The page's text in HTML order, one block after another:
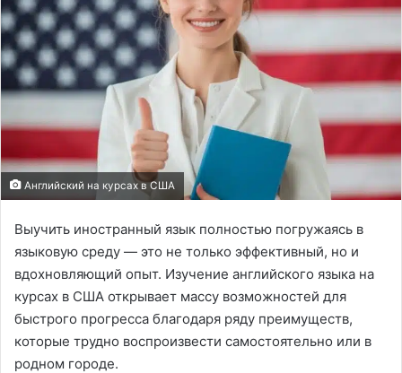
Английский на курсах в США
Выучить иностранный язык полностью погружаясь в
языковую среду — это не только эффективный, но и
вдохновляющий опыт. Изучение английского языка на
курсах в США открывает массу возможностей для
быстрого прогресса благодаря ряду преимуществ,
которые трудно воспроизвести самостоятельно или в
родном городе.